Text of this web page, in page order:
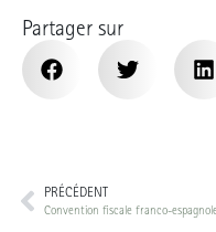
Partager sur
PRÉCÉDENT